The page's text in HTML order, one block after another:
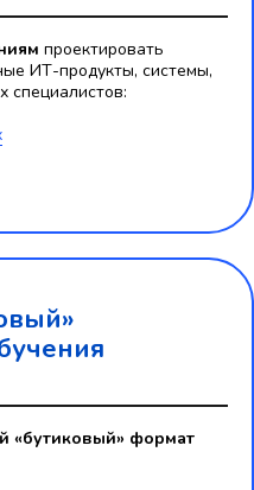
проектировать
ИТ-продукты, системы,
специалистов:
«бутиковый» формат